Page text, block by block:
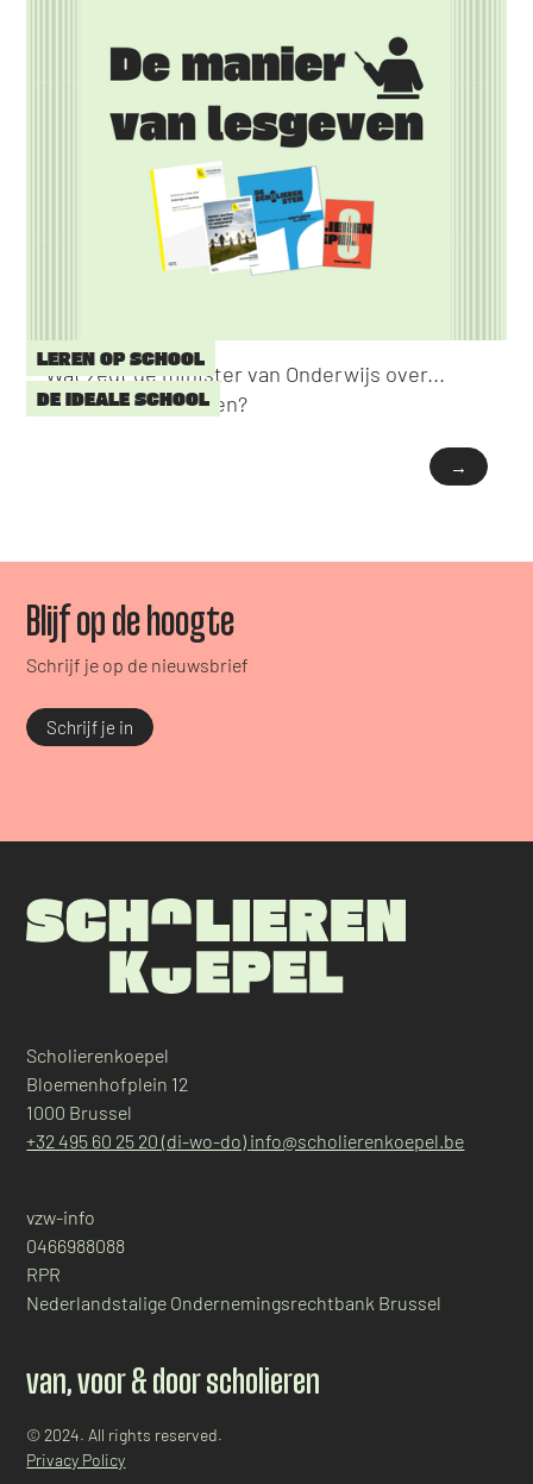
LEREN OP SCHOOL
DE IDEALE SCHOOL
Wat zegt de minister van Onderwijs over...
Manier van lesgeven?
→
Blijf op de hoogte
Schrijf je op de nieuwsbrief
Schrijf je in
Scholierenkoepel
Bloemenhofplein 12
1000 Brussel
+32 495 60 25 20 (di-wo-do) info@scholierenkoepel.be
vzw-info
0466988088
RPR
Nederlandstalige Ondernemingsrechtbank Brussel
van, voor & door scholieren
© 2024. All rights reserved.
Privacy Policy